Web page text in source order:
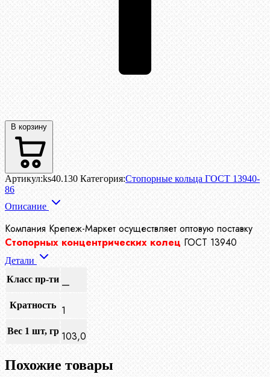
В корзину
Артикул:ks40.130 Категория:Стопорные кольца ГОСТ 13940-
86
Описание
Компания Крепеж-Маркет осуществляет оптовую поставку
Стопорных концентрических колец ГОСТ 13940
Детали
Класс пр-ти —
Кратность 1
Вес 1 шт, гр 103,0
Похожие товары